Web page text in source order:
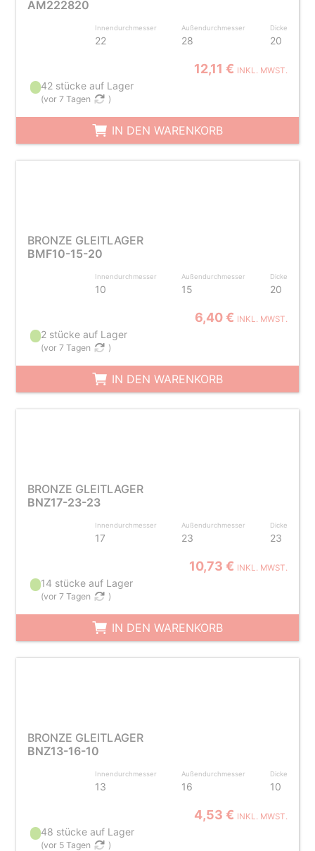
AM222820
Innendurchmesser
22
Außendurchmesser
28
Dicke
20
12,11 € INKL. MWST.
42 stücke auf Lager
(vor 7 Tagen )
IN DEN WARENKORB
BRONZE GLEITLAGER
BMF10-15-20
Innendurchmesser
10
Außendurchmesser
15
Dicke
20
6,40 € INKL. MWST.
2 stücke auf Lager
(vor 7 Tagen )
IN DEN WARENKORB
BRONZE GLEITLAGER
BNZ17-23-23
Innendurchmesser
17
Außendurchmesser
23
Dicke
23
10,73 € INKL. MWST.
14 stücke auf Lager
(vor 7 Tagen )
IN DEN WARENKORB
BRONZE GLEITLAGER
BNZ13-16-10
Innendurchmesser
13
Außendurchmesser
16
Dicke
10
4,53 € INKL. MWST.
48 stücke auf Lager
(vor 5 Tagen )